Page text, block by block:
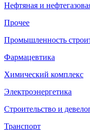
Нефтяная и
Прочее
Промышленность
Фармацевтика
Химический комплекс
Электроэнергетика
Строительство и
Транспорт